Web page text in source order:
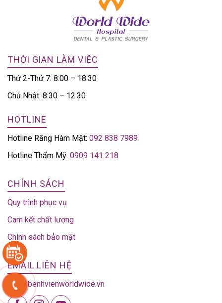
THỜI GIAN LÀM VIỆC
Thứ 2-Thứ 7: 8:00 – 18:30
Chủ Nhật: 8:30 – 12:30
HOTLINE
Hotline Răng Hàm Mặt: 092 838 7989
Hotline Thẩm Mỹ: 0909 141 218
CHÍNH SÁCH
Quy trình phục vụ
Cam kết chất lượng
Chính sách bảo mật
EMAIL LIÊN HỆ
info@benhvienworldwide.vn